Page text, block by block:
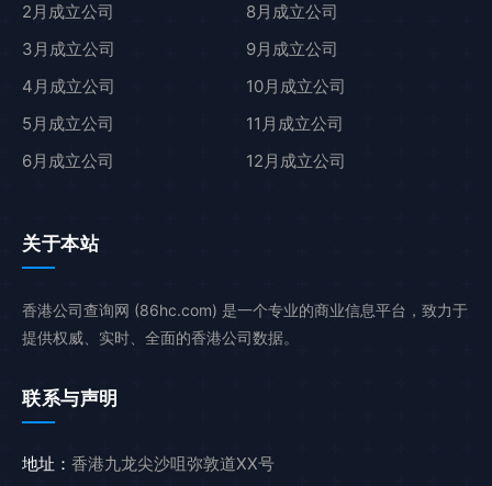
2月成立公司
3月成立公司
4月成立公司
5月成立公司
6月成立公司
8月成立公司
9月成立公司
10月成立公司
11月成立公司
12月成立公司
关于本站
香港公司查询网 (86hc.com) 是一个专业的商业信息平台，致力于
提供权威、实时、全面的香港公司数据。
联系与声明
地址： 香港九龙尖沙咀弥敦道XX号